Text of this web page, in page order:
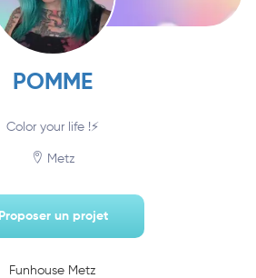
POMME
Color your life !⚡️
Metz
Proposer un projet
Funhouse Metz